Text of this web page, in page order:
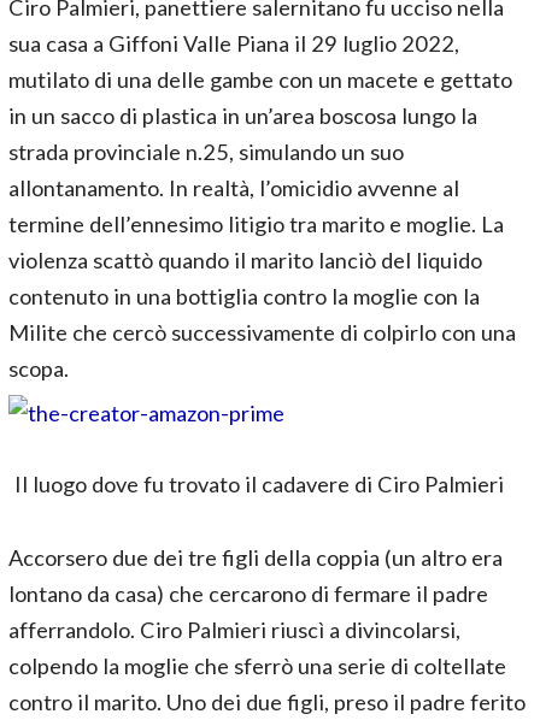
Ciro Palmieri, panettiere salernitano fu ucciso nella
sua casa a Giffoni Valle Piana il 29 luglio 2022,
mutilato di una delle gambe con un macete e gettato
in un sacco di plastica in un’area boscosa lungo la
strada provinciale n.25, simulando un suo
allontanamento. In realtà, l’omicidio avvenne al
termine dell’ennesimo litigio tra marito e moglie. La
violenza scattò quando il marito lanciò del liquido
contenuto in una bottiglia contro la moglie con la
Milite che cercò successivamente di colpirlo con una
scopa.
Il luogo dove fu trovato il cadavere di Ciro Palmieri
Accorsero due dei tre figli della coppia (un altro era
lontano da casa) che cercarono di fermare il padre
afferrandolo. Ciro Palmieri riuscì a divincolarsi,
colpendo la moglie che sferrò una serie di coltellate
contro il marito. Uno dei due figli, preso il padre ferito